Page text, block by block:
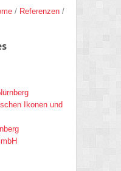
/ Referenzen /
Ikonen und